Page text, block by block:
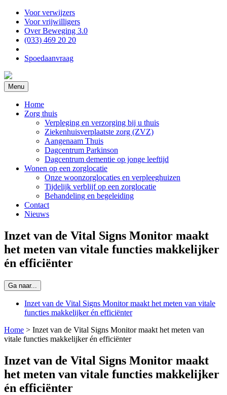
Voor verwijzers
Voor vrijwilligers
Over Beweging 3.0
(033) 469 20 20
Spoedaanvraag
Menu
Home
Zorg thuis
Verpleging en verzorging bij u thuis
Ziekenhuisverplaatste zorg (ZVZ)
Aangenaam Thuis
Dagcentrum Parkinson
Dagcentrum dementie op jonge leeftijd
Wonen op een zorglocatie
Onze woonzorglocaties en verpleeghuizen
Tijdelijk verblijf op een zorglocatie
Behandeling en begeleiding
Contact
Nieuws
Inzet van de Vital Signs Monitor maakt
het meten van vitale functies makkelijker
én efficiënter
Ga naar...
Inzet van de Vital Signs Monitor maakt het meten van vitale
functies makkelijker én efficiënter
Home > Inzet van de Vital Signs Monitor maakt het meten van
vitale functies makkelijker én efficiënter
Inzet van de Vital Signs Monitor maakt
het meten van vitale functies makkelijker
én efficiënter